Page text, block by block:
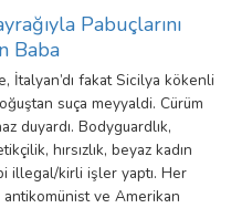
Pabuçlarını
Baba
İtalyan’dı fakat Sicilya kökenli
suça meyyaldi. Cürüm
duyardı. Bodyguardlık,
hırsızlık, beyaz kadın
illegal/kirli işler yaptı. Her
ve Amerikan